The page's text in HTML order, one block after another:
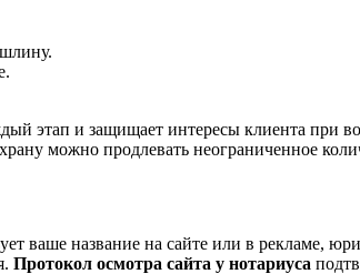
этап и защищает интересы клиента при
можно продлевать неограниченное
ваше название на сайте или в рекламе,
Протокол осмотра сайта у нотариуса